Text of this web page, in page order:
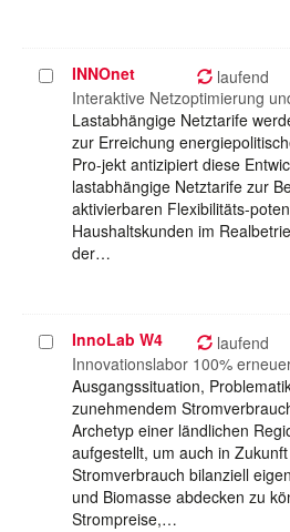
Projekt
auswählen
INNOnet laufend
Interaktive Netzoptimierung
Lastabhängige Netztarife
zur Erreichung
Pro-jekt antizipiert diese
lastabhängige Netztarife zur
aktivierbaren Flexibilitäts-
Haushaltskunden im
der…
Projekt
auswählen
InnoLab W4 laufend
Innovationslabor 100%
Ausgangssituation,
zunehmendem
Archetyp einer ländlichen
aufgestellt, um auch in
Stromverbrauch bilanziell
und Biomasse abdecken zu
Strompreise,…